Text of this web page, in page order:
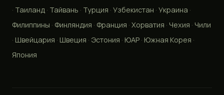
· Таиланд · Тайвань · Турция · Узбекистан · Украина ·
Филиппины · Финляндия · Франция · Хорватия · Чехия · Чили
· Швейцария · Швеция · Эстония · ЮАР · Южная Корея ·
Япония